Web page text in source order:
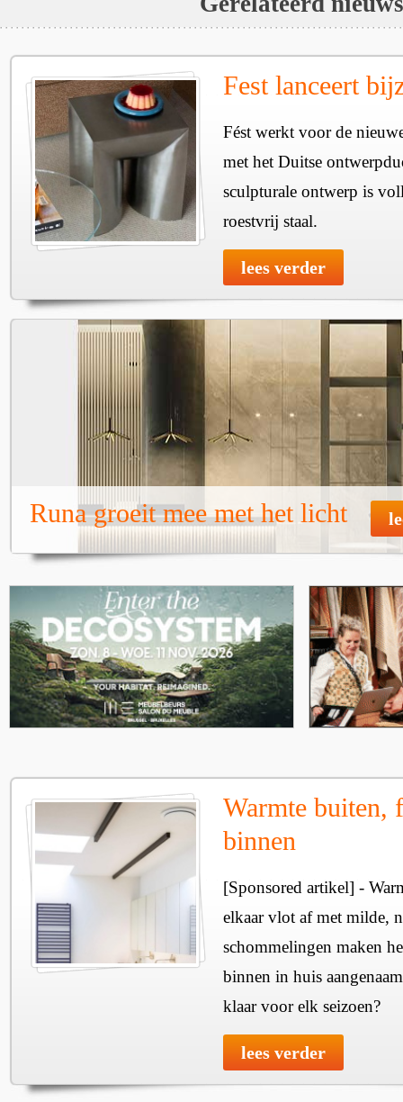
Fest lanceert
Fést werkt voor de
met het Duitse
sculpturale ontwerp is
roestvrij staal.
lees verder
Runa groeit mee met het licht
Warmte buiten,
binnen
[Sponsored artikel] -
elkaar vlot af met milde,
schommelingen maken
binnen in huis
klaar voor elk seizoen?
lees verder